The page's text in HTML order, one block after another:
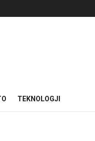
TEKNOLOGJI